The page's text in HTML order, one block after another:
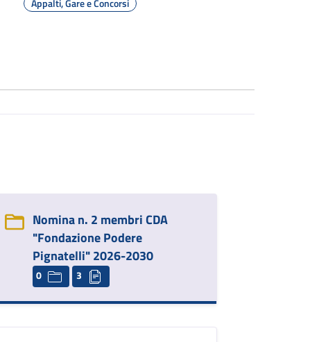
Appalti, Gare e Concorsi
Nomina n. 2 membri CDA
"Fondazione Podere
Pignatelli" 2026-2030
0 3